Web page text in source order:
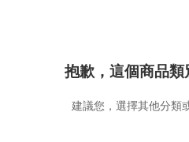
抱歉，這個商品
建議您，選擇其他分類